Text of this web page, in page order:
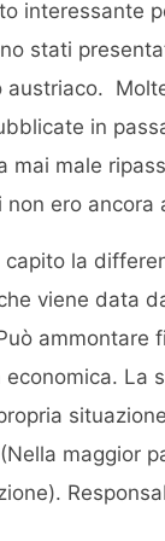
interessante
stati
austriaco.
in
mai male
ero ancora
la
viene data
La
maggior